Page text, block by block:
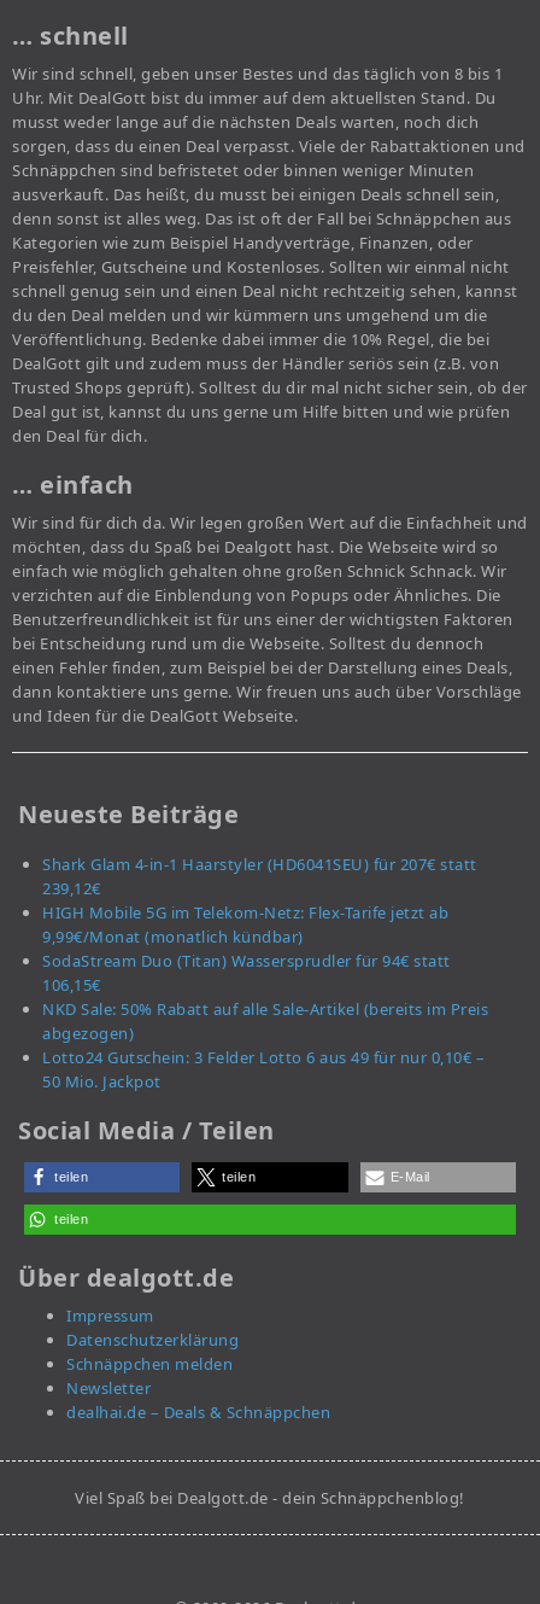
… schnell
Wir sind schnell, geben unser Bestes und das täglich von 8 bis 1
Uhr. Mit DealGott bist du immer auf dem aktuellsten Stand. Du
musst weder lange auf die nächsten Deals warten, noch dich
sorgen, dass du einen Deal verpasst. Viele der Rabattaktionen und
Schnäppchen sind befristetet oder binnen weniger Minuten
ausverkauft. Das heißt, du musst bei einigen Deals schnell sein,
denn sonst ist alles weg. Das ist oft der Fall bei Schnäppchen aus
Kategorien wie zum Beispiel Handyverträge, Finanzen, oder
Preisfehler, Gutscheine und Kostenloses. Sollten wir einmal nicht
schnell genug sein und einen Deal nicht rechtzeitig sehen, kannst
du den Deal melden und wir kümmern uns umgehend um die
Veröffentlichung. Bedenke dabei immer die 10% Regel, die bei
DealGott gilt und zudem muss der Händler seriös sein (z.B. von
Trusted Shops geprüft). Solltest du dir mal nicht sicher sein, ob der
Deal gut ist, kannst du uns gerne um Hilfe bitten und wie prüfen
den Deal für dich.
… einfach
Wir sind für dich da. Wir legen großen Wert auf die Einfachheit und
möchten, dass du Spaß bei Dealgott hast. Die Webseite wird so
einfach wie möglich gehalten ohne großen Schnick Schnack. Wir
verzichten auf die Einblendung von Popups oder Ähnliches. Die
Benutzerfreundlichkeit ist für uns einer der wichtigsten Faktoren
bei Entscheidung rund um die Webseite. Solltest du dennoch
einen Fehler finden, zum Beispiel bei der Darstellung eines Deals,
dann kontaktiere uns gerne. Wir freuen uns auch über Vorschläge
und Ideen für die DealGott Webseite.
Neueste Beiträge
Shark Glam 4-in-1 Haarstyler (HD6041SEU) für 207€ statt
239,12€
HIGH Mobile 5G im Telekom-Netz: Flex-Tarife jetzt ab
9,99€/Monat (monatlich kündbar)
SodaStream Duo (Titan) Wassersprudler für 94€ statt
106,15€
NKD Sale: 50% Rabatt auf alle Sale-Artikel (bereits im Preis
abgezogen)
Lotto24 Gutschein: 3 Felder Lotto 6 aus 49 für nur 0,10€ –
50 Mio. Jackpot
Social Media / Teilen
teilen teilen E-Mail
teilen
Über dealgott.de
Impressum
Datenschutzerklärung
Schnäppchen melden
Newsletter
dealhai.de – Deals & Schnäppchen
Viel Spaß bei Dealgott.de - dein Schnäppchenblog!